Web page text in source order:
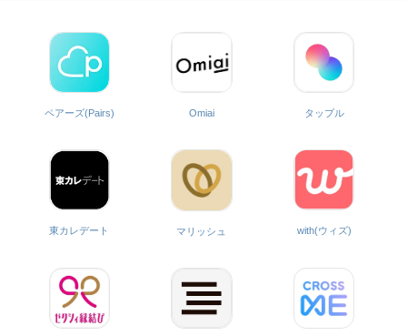
ペアーズ(Pairs) Omiai タップル
東カレデート マリッシュ with(ウィズ)